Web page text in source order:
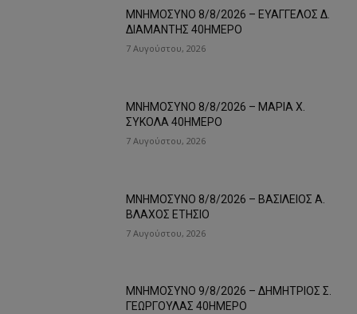
ΜΝΗΜΟΣΥΝΟ 8/8/2026 – ΕΥΑΓΓΕΛΟΣ Δ.
ΔΙΑΜΑΝΤΗΣ 40ΗΜΕΡΟ
7 Αυγούστου, 2026
ΜΝΗΜΟΣΥΝΟ 8/8/2026 – ΜΑΡΙΑ Χ.
ΣΥΚΟΛΑ 40ΗΜΕΡΟ
7 Αυγούστου, 2026
ΜΝΗΜΟΣΥΝΟ 8/8/2026 – ΒΑΣΙΛΕΙΟΣ Α.
ΒΛΑΧΟΣ ΕΤΗΣΙΟ
7 Αυγούστου, 2026
ΜΝΗΜΟΣΥΝΟ 9/8/2026 – ΔΗΜΗΤΡΙΟΣ Σ.
ΓΕΩΡΓΟΥΛΑΣ 40ΗΜΕΡΟ